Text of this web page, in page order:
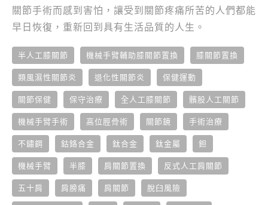
關節手術而感到害怕，讓受到關節疼痛所苦的人們都能
早日恢復，重新回到具有生活品質的人生。
半人工膝關節 機械手臂輔助膝關節置換 膝關節置換
類風濕性關節炎 退化性關節炎 保健運動
關節保健 保守治療 全人工膝關節 髕股人工關節
機械手臂手術 高位脛骨術 關節鏡 手術治療
不鏽鋼 鈷鉻合金 鈦合金 鈦金屬 鉭
機械手臂 半膝 肩關節置換 反式人工肩關節
五十肩 肩膀痛 肩關節 脫臼風險